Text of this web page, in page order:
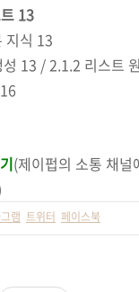
13
지식 13
성 13 / 2.1.2 리스트
(제이펍의 소통 채널
램 트위터 페이스북